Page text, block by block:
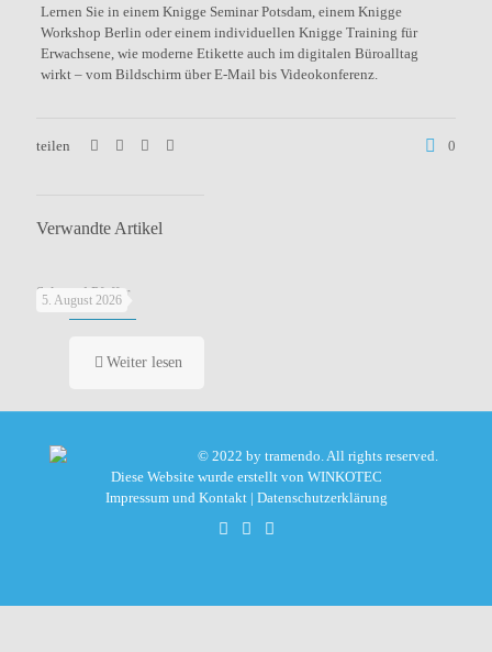
Lernen Sie in einem Knigge Seminar Potsdam, einem Knigge
Workshop Berlin oder einem individuellen Knigge Training für
Erwachsene, wie moderne Etikette auch im digitalen Büroalltag
wirkt – vom Bildschirm über E-Mail bis Videokonferenz.
teilen 0
Verwandte Artikel
5. August 2026
Salz und Pfeffer
Weiter lesen
© 2022 by tramendo. All rights reserved.
Diese Website wurde erstellt von WINKOTEC
Impressum und Kontakt| Datenschutzerklärung